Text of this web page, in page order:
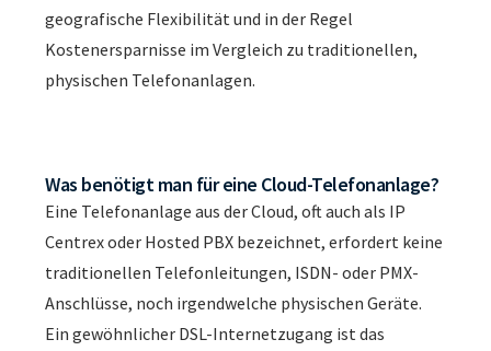
geografische Flexibilität und in der Regel
Kostenersparnisse im Vergleich zu traditionellen,
physischen Telefonanlagen.
Was benötigt man für eine Cloud-Telefonanlage?
Eine Telefonanlage aus der Cloud, oft auch als IP
Centrex oder Hosted PBX bezeichnet, erfordert keine
traditionellen Telefonleitungen, ISDN- oder PMX-
Anschlüsse, noch irgendwelche physischen Geräte.
Ein gewöhnlicher DSL-Internetzugang ist das